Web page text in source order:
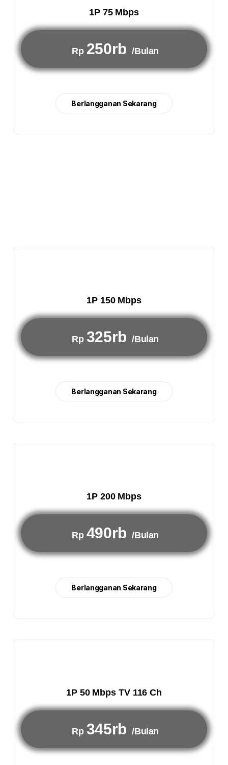
1P 75 Mbps
Rp 250rb /Bulan
Berlangganan Sekarang
1P 150 Mbps
Rp 325rb /Bulan
Berlangganan Sekarang
1P 200 Mbps
Rp 490rb /Bulan
Berlangganan Sekarang
1P 50 Mbps TV 116 Ch
Rp 345rb /Bulan